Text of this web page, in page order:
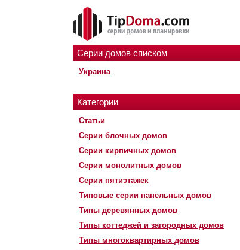
Серии домов списком
Украина
Категории
Статьи
Серии блочных домов
Серии кирпичных домов
Серии монолитных домов
Серии пятиэтажек
Типовые серии панельных домов
Типы деревянных домов
Типы коттеджей и загородных домов
Типы многоквартирных домов